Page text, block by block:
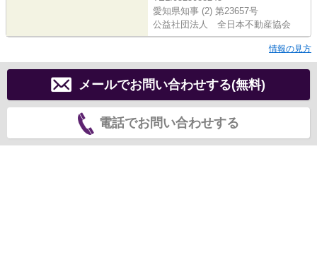
愛知県知事 (2) 第23657号
公益社団法人 全日本不動産協会
情報の見方
メールでお問い合わせする(無料)
電話でお問い合わせする